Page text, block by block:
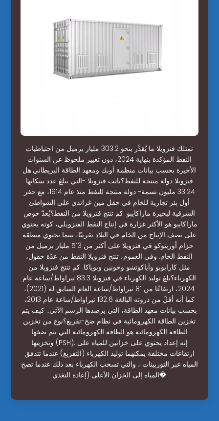
تمتلك فنزويلا ما يُقدَّر بنحو 303.2 مليار برميل من احتياطيات
النفط المؤكدة بنهاية 2024، دون تغيير ملحوظ عن السنوات
الأخيرة بحسب بيانات منظمة أوبك ومعهد الطاقة البريطاني.هل
فنزويلا دولة منتجة للنفط؟باتت فنزويلا -التي يبلغ عدد سكانها
33.24 مليون نسمة- دولة منتجة للنفط منذ عام 1914، مع حفر
أول بئر تجارية للخام في حقل مين غراندي على الشواطئ
الشرقية لبحيرة ماراكايبو. كم تنتج فنزويلا من النفط؟يُعدّ حوض
ماراكايبو هو الأكثر غزارة في إنتاج النفط الفنزويلي، كونه يحتوي
على نصف الإنتاج من الخام في البلاد تقريبًا، بينما تحتوي منطقة
حزام أورينوكو في فنزويلا على أكثر من 513 مليار برميل من
النفط الخام. وفي العموم، تنتج فنزويلا النفط من عدّة حقول،
مثل كارابوبو وأياكوتشو وخونين وبوياكا. كم تنتج فنزويلا من
الكهرباء؟بلغ توليد الكهرباء في فنزويلا 83.3 تيراواط/ساعة عام
2024، ارتفاعًا من 81 تيراواط/ساعة العام السابق له (2021)،
كما أنه أقلّ من ذروته البالغة 132.6 تيراواط/ساعة عام 2013،
بحسب بيانات معهد الطاقة، التي يرصدها الرسم الآتي:. كيف يتم
تخزين الطاقة الكهرومائية في نظام ضخ-تفريغ؟نوع من تخزين
الطاقة الكهرومائية هو الطاقة الكهرومائية التي يتم ضخها
وتخزينها (PSH). إنه إعداد يحتوي على خزانين للمياه على
ارتفاعات مختلفة يمكنهما توليد الكهرباء (التفريغ) عندما تتدفق
المياه عبر التوربينات ، والتي تسحب الكهرباء بعد ذلك عندما تضخ
المياه إلى الخزان الأعلى (إعادة التغذي�